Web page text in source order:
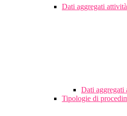
Dati aggregati
Dati aggregati
Tipologie di